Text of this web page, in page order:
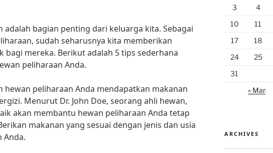
adalah bagian penting dari keluarga kita. Sebagai
sudah seharusnya kita memberikan
bagi mereka. Berikut adalah 5 tips sederhana
peliharaan Anda.
hewan peliharaan Anda mendapatkan makanan
Menurut Dr. John Doe, seorang ahli hewan,
akan membantu hewan peliharaan Anda tetap
makanan yang sesuai dengan jenis dan usia
Anda.
3
4
10
11
17
18
24
25
31
« Mar
ARCHIVES